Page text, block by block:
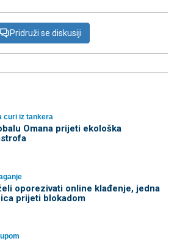
Pridruži se diskusiji
curi iz tankera
Omana prijeti ekološka
oporezivati online klađenje, jedna
prijeti blokadom